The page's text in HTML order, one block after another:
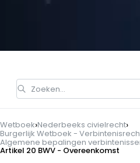
Zoeken…
Wetboek›Nederbeeks civielrecht›
Burgerlijk Wetboek -
Algemene bepalingen
Artikel 20 BWV - Overeenkomst